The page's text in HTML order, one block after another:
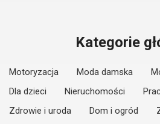
Kategorie
Motoryzacja Moda damska
Dla dzieci
Nieruchomości
Zdrowie i uroda
Dom i ogród